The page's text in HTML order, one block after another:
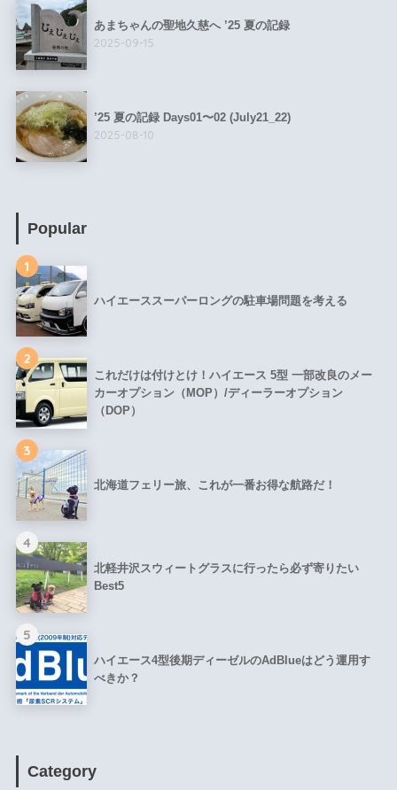
あまちゃんの聖地久慈へ ’25 夏の記録
2025-09-15
’25 夏の記録 Days01〜02 (July21_22)
2025-08-10
Popular
1
ハイエーススーパーロングの駐車場問題を考える
2
これだけは付けとけ！ハイエース 5型 一部改良のメー
カーオプション（MOP）/ディーラーオプション
（DOP）
3
北海道フェリー旅、これが一番お得な航路だ！
4
北軽井沢スウィートグラスに行ったら必ず寄りたい
Best5
5
ハイエース4型後期ディーゼルのAdBlueはどう運用す
べきか？
Category